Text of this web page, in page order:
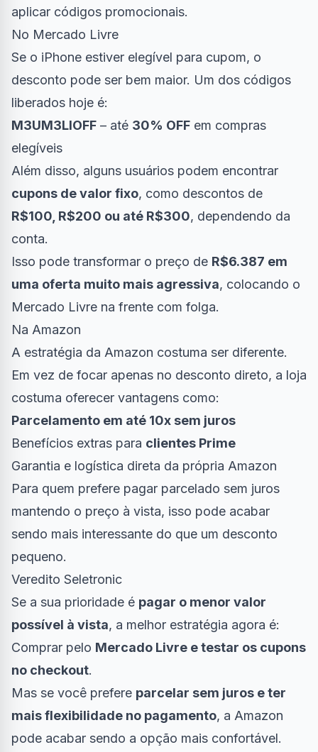
aplicar códigos promocionais.
No Mercado Livre
Se o iPhone estiver elegível para cupom, o
desconto pode ser bem maior. Um dos códigos
liberados hoje é:
M3UM3LIOFF – até 30% OFF em compras
elegíveis
Além disso, alguns usuários podem encontrar
cupons de valor fixo, como descontos de
R$100, R$200 ou até R$300, dependendo da
conta.
Isso pode transformar o preço de R$6.387 em
uma oferta muito mais agressiva, colocando o
Mercado Livre na frente com folga.
Na Amazon
A estratégia da Amazon costuma ser diferente.
Em vez de focar apenas no desconto direto, a loja
costuma oferecer vantagens como:
Parcelamento em até 10x sem juros
Benefícios extras para clientes Prime
Garantia e logística direta da própria Amazon
Para quem prefere pagar parcelado sem juros
mantendo o preço à vista, isso pode acabar
sendo mais interessante do que um desconto
pequeno.
Veredito Seletronic
Se a sua prioridade é pagar o menor valor
possível à vista, a melhor estratégia agora é:
Comprar pelo Mercado Livre e testar os cupons
no checkout.
Mas se você prefere parcelar sem juros e ter
mais flexibilidade no pagamento, a Amazon
pode acabar sendo a opção mais confortável.